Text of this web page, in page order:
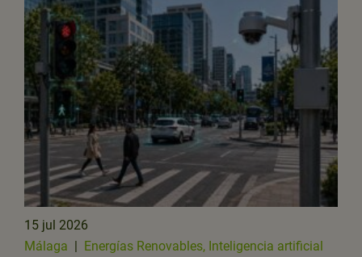
15 jul 2026
Málaga | Energías Renovables, Inteligencia artificial